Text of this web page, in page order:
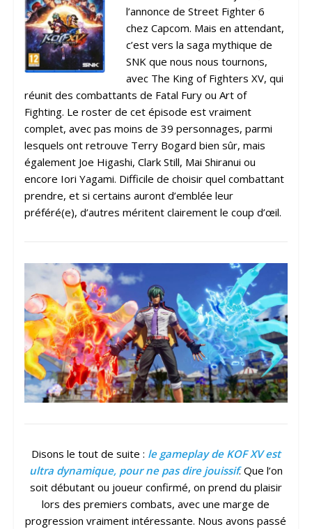
l’annonce de Street Fighter 6
chez Capcom. Mais en attendant,
c’est vers la saga mythique de
SNK que nous nous tournons,
avec The King of Fighters XV, qui
réunit des combattants de Fatal Fury ou Art of
Fighting. Le roster de cet épisode est vraiment
complet, avec pas moins de 39 personnages, parmi
lesquels ont retrouve Terry Bogard bien sûr, mais
également Joe Higashi, Clark Still, Mai Shiranui ou
encore Iori Yagami. Difficile de choisir quel combattant
prendre, et si certains auront d’emblée leur
préféré(e), d’autres méritent clairement le coup d’œil.
Disons le tout de suite : le gameplay de KOF XV est
ultra dynamique, pour ne pas dire jouissif. Que l’on
soit débutant ou joueur confirmé, on prend du plaisir
lors des premiers combats, avec une marge de
progression vraiment intéressante. Nous avons passé